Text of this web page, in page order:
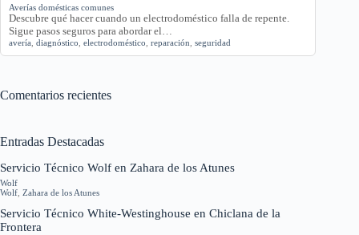
Averías domésticas comunes
Descubre qué hacer cuando un electrodoméstico falla de repente.
Sigue pasos seguros para abordar el…
avería diagnóstico electrodoméstico reparación seguridad
Comentarios recientes
Entradas Destacadas
Servicio Técnico Wolf en Zahara de los Atunes
Wolf
Wolf Zahara de los Atunes
Servicio Técnico White-Westinghouse en Chiclana de la
Frontera